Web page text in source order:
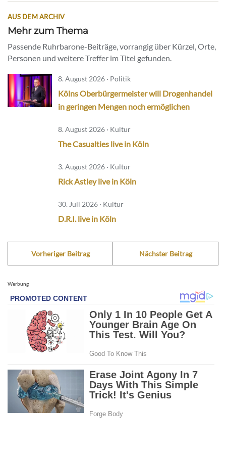
AUS DEM ARCHIV
Mehr zum Thema
Passende Ruhrbarone-Beiträge, vorrangig über Kürzel, Orte,
Personen und weitere Treffer im Titel gefunden.
8. August 2026 · Politik
Kölns Oberbürgermeister will Drogenhandel
in geringen Mengen noch ermöglichen
8. August 2026 · Kultur
The Casualties live in Köln
3. August 2026 · Kultur
Rick Astley live in Köln
30. Juli 2026 · Kultur
D.R.I. live in Köln
Vorheriger Beitrag Nächster Beitrag
Werbung